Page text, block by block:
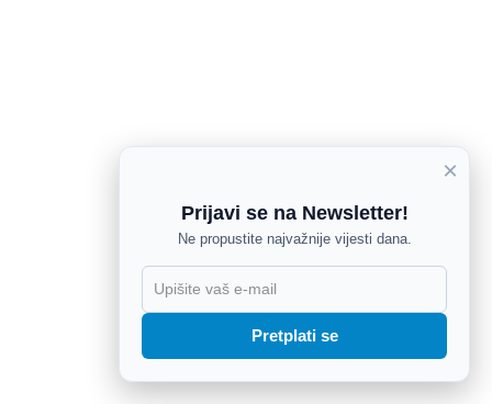
×
Prijavi se na Newsletter!
Ne propustite najvažnije vijesti dana.
Pretplati se